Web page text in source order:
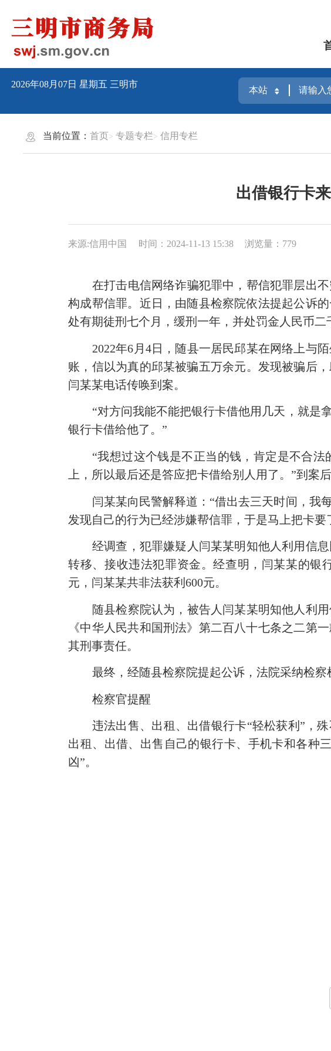
2026年08月07日星期五 三明市
当前位置：首页 专题专栏 信用专栏
出借银行卡
来源:信用中国 时间：2024-11-13 15:38 浏览量：779
在打击电信网络诈骗犯罪中，帮信犯罪层出
构成帮信罪。近日，由随县检察院依法提起公诉
处有期徒刑七个月，缓刑一年，并处罚金人民币二
2022年6月4日，随县一居民邱某在网络上与
账，信以为真的邱某被骗五万余元。发现被骗后
闫某某电话传唤到案。
“对方问我能不能把银行卡借他用几天，就是
银行卡借给他了。”
“我想过这个钱是不正当的钱，肯定是不合
上，所以最后还是答应把卡借给别人用了。”到案
闫某某向民警解释道：“借出去三天时间，我
发现自己的行为已经涉嫌帮信罪，于是马上把卡
经调查，犯罪嫌疑人闫某某明知他人利用信
转移、接收违法犯罪资金。经查明，闫某某的银
元，闫某某共非法获利600元。
随县检察院认为，被告人闫某某明知他人利
《中华人民共和国刑法》第二百八十七条之二第
其刑事责任。
最终，经随县检察院提起公诉，法院采纳检察
检察官提醒
违法出售、出租、出借银行卡“轻松获利”，
出租、出借、出售自己的银行卡、手机卡和各种
凶”。